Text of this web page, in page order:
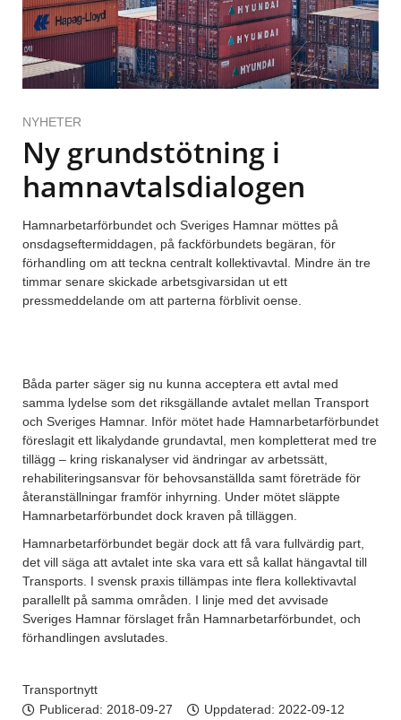
NYHETER
Ny grundstötning i
hamnavtalsdialogen
Hamnarbetarförbundet och Sveriges Hamnar möttes på
onsdagseftermiddagen, på fackförbundets begäran, för
förhandling om att teckna centralt kollektivavtal. Mindre än tre
timmar senare skickade arbetsgivarsidan ut ett
pressmeddelande om att parterna förblivit oense.
Båda parter säger sig nu kunna acceptera ett avtal med
samma lydelse som det riksgällande avtalet mellan Transport
och Sveriges Hamnar. Inför mötet hade Hamnarbetarförbundet
föreslagit ett likalydande grundavtal, men kompletterat med tre
tillägg – kring riskanalyser vid ändringar av arbetssätt,
rehabiliteringsansvar för behovsanställda samt företräde för
återanställningar framför inhyrning. Under mötet släppte
Hamnarbetarförbundet dock kraven på tilläggen.
Hamnarbetarförbundet begär dock att få vara fullvärdig part,
det vill säga att avtalet inte ska vara ett så kallat hängavtal till
Transports. I svensk praxis tillämpas inte flera kollektivavtal
parallellt på samma områden. I linje med det avvisade
Sveriges Hamnar förslaget från Hamnarbetarförbundet, och
förhandlingen avslutades.
Transportnytt
Publicerad: 2018-09-27 Uppdaterad: 2022-09-12